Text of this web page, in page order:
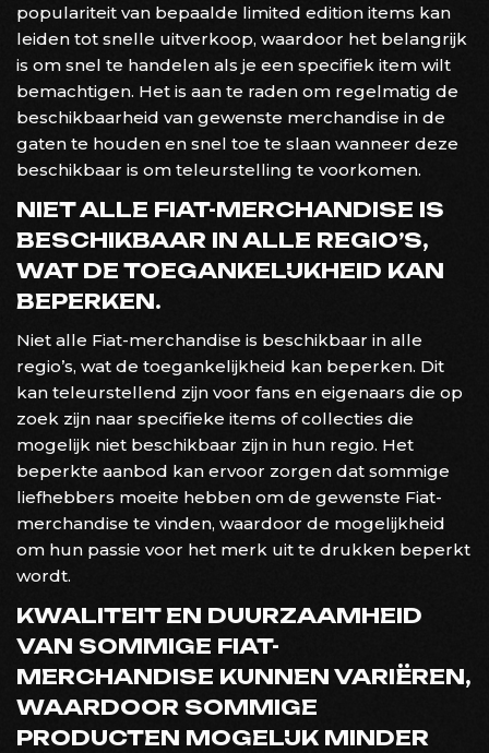
populariteit van bepaalde limited edition items kan
leiden tot snelle uitverkoop, waardoor het belangrijk
is om snel te handelen als je een specifiek item wilt
bemachtigen. Het is aan te raden om regelmatig de
beschikbaarheid van gewenste merchandise in de
gaten te houden en snel toe te slaan wanneer deze
beschikbaar is om teleurstelling te voorkomen.
NIET ALLE FIAT-MERCHANDISE IS
BESCHIKBAAR IN ALLE REGIO’S,
WAT DE TOEGANKELIJKHEID KAN
BEPERKEN.
Niet alle Fiat-merchandise is beschikbaar in alle
regio’s, wat de toegankelijkheid kan beperken. Dit
kan teleurstellend zijn voor fans en eigenaars die op
zoek zijn naar specifieke items of collecties die
mogelijk niet beschikbaar zijn in hun regio. Het
beperkte aanbod kan ervoor zorgen dat sommige
liefhebbers moeite hebben om de gewenste Fiat-
merchandise te vinden, waardoor de mogelijkheid
om hun passie voor het merk uit te drukken beperkt
wordt.
KWALITEIT EN DUURZAAMHEID
VAN SOMMIGE FIAT-
MERCHANDISE KUNNEN VARIËREN,
WAARDOOR SOMMIGE
PRODUCTEN MOGELIJK MINDER